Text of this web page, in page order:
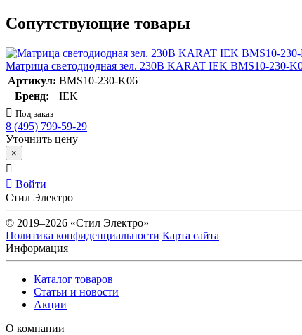
Сопутствующие товары
Матрица светодиодная зел. 230В KARAT IEK BMS10-230-
Артикул: BMS10-230-K06
Бренд:
IEK
Под заказ
8 (495) 799-59-29
Уточнить цену
×
Войти
Стил Электро
© 2019–2026 «Стил Электро»
Политика конфиденциальности Карта сайта
Информация
Каталог товаров
Статьи и новости
Акции
О компании